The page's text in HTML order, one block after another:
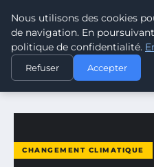
CLIMATE
ACCUEIL
CHANGEMENT
DES ENTREPRISES
CHANGEMENT CLIMATIQUE
Nous utilisons des cookies
de navigation. En
politique de confidentialité.
Refuser Accepter